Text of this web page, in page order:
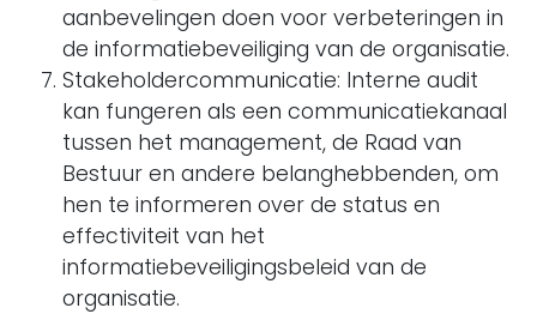
aanbevelingen doen voor verbeteringen in
de informatiebeveiliging van de organisatie.
Stakeholdercommunicatie: Interne audit
kan fungeren als een communicatiekanaal
tussen het management, de Raad van
Bestuur en andere belanghebbenden, om
hen te informeren over de status en
effectiviteit van het
informatiebeveiligingsbeleid van de
organisatie.